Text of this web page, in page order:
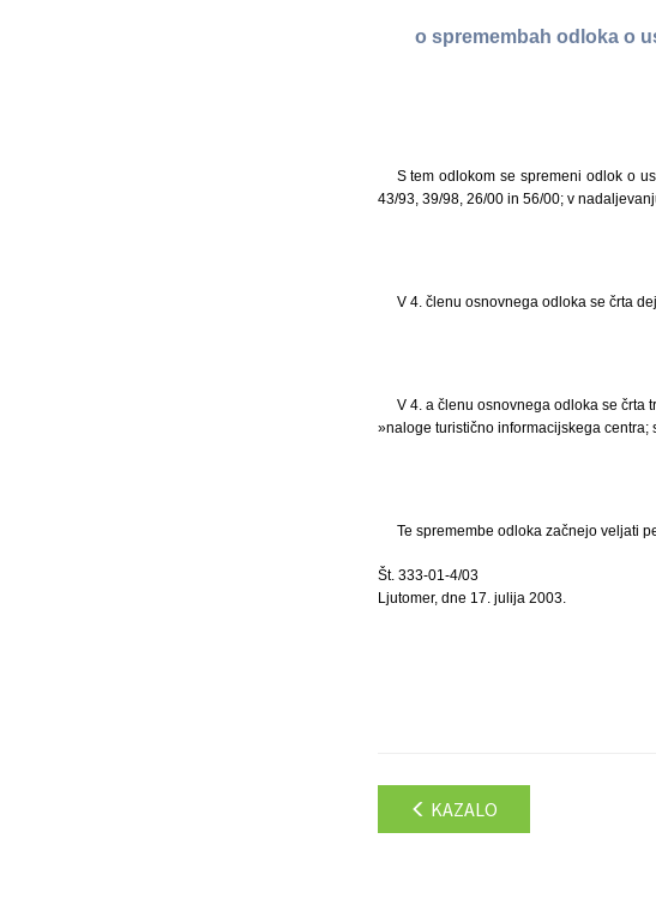
o spremembah odloka o
S tem odlokom se spremeni odlok o
43/93, 39/98, 26/00 in 56/00; v
V 4. členu osnovnega odloka se črta
V 4. a členu osnovnega odloka se črta
»naloge turistično informacijskega centra;
Te spremembe odloka začnejo veljati
Št. 333-01-4/03
Ljutomer, dne 17. julija 2003.
KAZALO